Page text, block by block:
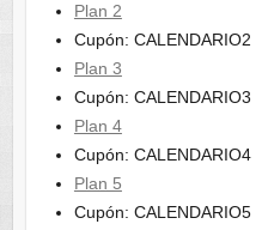
Plan 2
Cupón: CALENDARIO2
Plan 3
Cupón: CALENDARIO3
Plan 4
Cupón: CALENDARIO4
Plan 5
Cupón: CALENDARIO5